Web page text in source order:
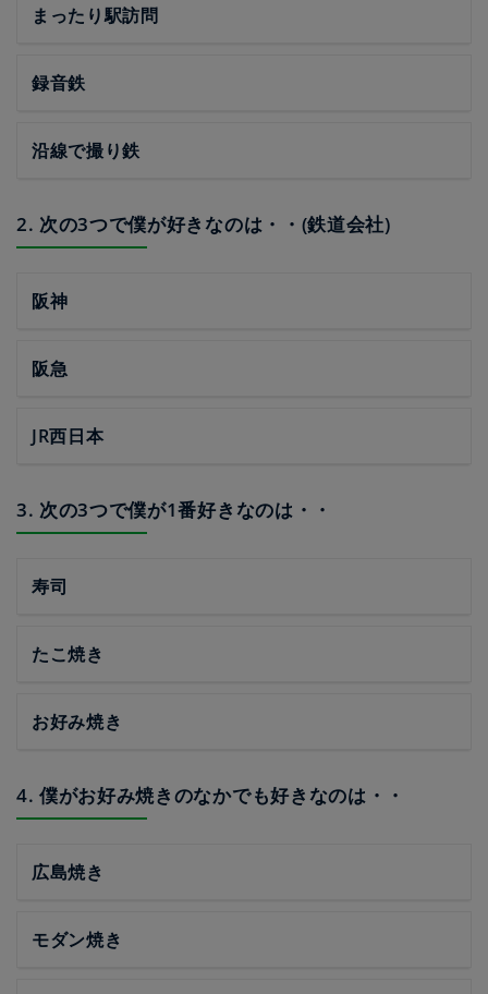
まったり駅訪問
録音鉄
沿線で撮り鉄
2. 次の3つで僕が好きなのは・・(鉄道会社)
阪神
阪急
JR西日本
3. 次の3つで僕が1番好きなのは・・
寿司
たこ焼き
お好み焼き
4. 僕がお好み焼きのなかでも好きなのは・・
広島焼き
モダン焼き